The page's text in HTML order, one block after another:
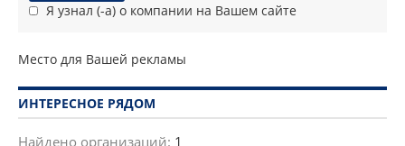
Я узнал (-а) о компании на Вашем сайте
Место для Вашей рекламы
ИНТЕРЕСНОЕ РЯДОМ
Найдено организаций: 1